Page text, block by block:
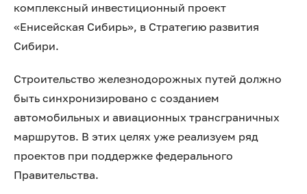
комплексный инвестиционный проект
«Енисейская Сибирь», в Стратегию развития
Сибири.
Строительство железнодорожных путей должно
быть синхронизировано с созданием
автомобильных и авиационных трансграничных
маршрутов. В этих целях уже реализуем ряд
проектов при поддержке федерального
Правительства.